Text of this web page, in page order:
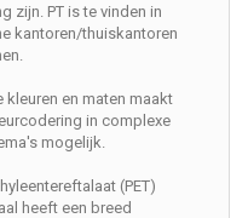
zijn. PT is te vinden in
kantoren/thuiskantoren
en maten maakt
in complexe
mogelijk.
(PET)
heeft een breed